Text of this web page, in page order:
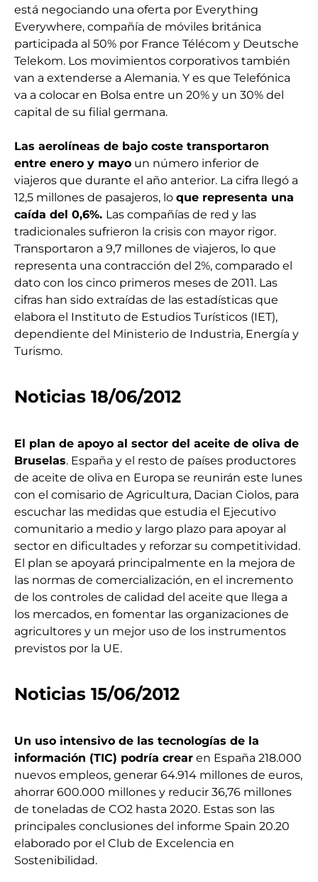
está negociando una oferta por Everything
Everywhere, compañía de móviles británica
participada al 50% por France Télécom y Deutsche
Telekom. Los movimientos corporativos también
van a extenderse a Alemania. Y es que Telefónica
va a colocar en Bolsa entre un 20% y un 30% del
capital de su filial germana.
Las aerolíneas de bajo coste transportaron
entre enero y mayo un número inferior de
viajeros que durante el año anterior. La cifra llegó a
12,5 millones de pasajeros, lo que representa una
caída del 0,6%. Las compañías de red y las
tradicionales sufrieron la crisis con mayor rigor.
Transportaron a 9,7 millones de viajeros, lo que
representa una contracción del 2%, comparado el
dato con los cinco primeros meses de 2011. Las
cifras han sido extraídas de las estadísticas que
elabora el Instituto de Estudios Turísticos (IET),
dependiente del Ministerio de Industria, Energía y
Turismo.
Noticias 18/06/2012
El plan de apoyo al sector del aceite de oliva de
Bruselas. España y el resto de países productores
de aceite de oliva en Europa se reunirán este lunes
con el comisario de Agricultura, Dacian Ciolos, para
escuchar las medidas que estudia el Ejecutivo
comunitario a medio y largo plazo para apoyar al
sector en dificultades y reforzar su competitividad.
El plan se apoyará principalmente en la mejora de
las normas de comercialización, en el incremento
de los controles de calidad del aceite que llega a
los mercados, en fomentar las organizaciones de
agricultores y un mejor uso de los instrumentos
previstos por la UE.
Noticias 15/06/2012
Un uso intensivo de las tecnologías de la
información (TIC) podría crear en España 218.000
nuevos empleos, generar 64.914 millones de euros,
ahorrar 600.000 millones y reducir 36,76 millones
de toneladas de CO2 hasta 2020. Estas son las
principales conclusiones del informe Spain 20.20
elaborado por el Club de Excelencia en
Sostenibilidad.